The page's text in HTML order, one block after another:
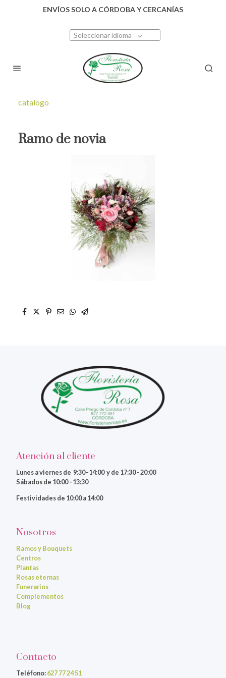
ENVÍOS SOLO A CÓRDOBA Y CERCANÍAS
Seleccionar idioma
catalogo
Ramo de novia
Atención al cliente
Lunes a viernesde 9:30–14:00 y de 17:30 - 20:00
Sábados de 10:00 –13:30
Festividades de 10:00 a 14:00
Nosotros
Ramos y Bouquets
Centros
Plantas
Rosas eternas
Funerarios
Complementos
Blog
Contacto
Teléfono:627 77 24 51